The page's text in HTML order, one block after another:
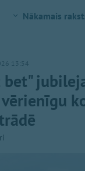
Nākamais
13:54
bet"